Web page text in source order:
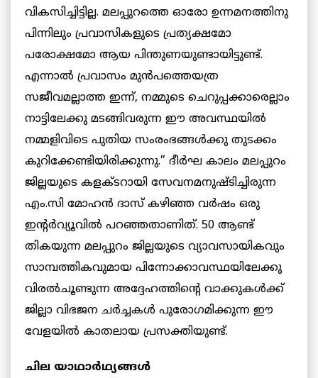
വികസിച്ചിട്ടില്ല. മലപ്പുറത്തെ ഓരോ ഉന്നമനത്തിനു
പിന്നിലും പ്രവാസികളുടെ പ്രത്യക്ഷമോ
പരോക്ഷമോ ആയ പിന്തുണയുണ്ടായിട്ടുണ്ട്.
എന്നാല്‍ പ്രവാസം മുന്‍പത്തെയത്ര
സജീവമല്ലാത്ത ഇന്ന്, നമ്മുടെ ചെറുപ്പക്കാരെല്ലാം
നാട്ടിലേക്കു മടങ്ങിവരുന്ന ഈ അവസ്ഥയില്‍
നമ്മളിവിടെ പുതിയ സംരംഭങ്ങള്‍ക്കു തുടക്കം
കുറിക്കേണ്ടിയിരിക്കുന്നു.” ദീര്‍ഘ‌ കാലം മ‌ല‌പ്പുറം
ജില്ല‌യുടെ ക‌ള‌ക്ട‌റായി സേവ‌ന‌മ‌നുഷ്ടിച്ചിരുന്ന‌
എം.സി മോഹ‌ന്‍ ദാസ് ക‌ഴിഞ്ഞ‌ വ‌ര്‍ഷം ഒരു
ഇന്‍റ‌ര്‍വ്യൂവില്‍ പറ‌ഞ്ഞ‌താണിത്. 50 ആണ്ട്
തികയുന്ന മലപ്പുറം ജില്ലയുടെ വ്യാവസായികവും
സാമ്പത്തികവുമായ പിന്നോക്കാവസ്ഥയിലേക്കു
വിരൽചൂണ്ടുന്ന അദ്ദേഹത്തിന്റെ വാക്കുകൾക്ക്
ജില്ലാ വിഭ‌ജ‌ന‌ ച‌ര്‍ച്ച‌ക‌ള്‍ പുരോഗ‌മിക്കുന്ന‌ ഈ
വേള‌യില്‍ കാത‌ലായ‌ പ്ര‌സ‌ക്തിയുണ്ട്.
ചില യാഥാർഥ്യങ്ങൾ